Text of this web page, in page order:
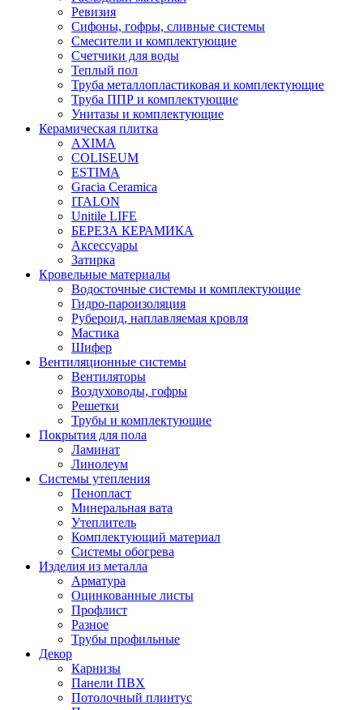
Ревизия
Сифоны, гофры, сливные системы
Смесители и комплектующие
Счетчики для воды
Теплый пол
Труба металлопластиковая и комплектующие
Труба ППР и комплектующие
Унитазы и комплектующие
Керамическая плитка
AXIMA
COLISEUM
ESTIMA
Gracia Ceramica
ITALON
Unitile LIFE
БЕРЕЗА КЕРАМИКА
Аксессуары
Затирка
Кровельные материалы
Водосточные системы и комплектующие
Гидро-пароизоляция
Рубероид, наплавляемая кровля
Мастика
Шифер
Вентиляционные системы
Вентиляторы
Воздуховоды, гофры
Решетки
Трубы и комплектующие
Покрытия для пола
Ламинат
Линолеум
Системы утепления
Пенопласт
Минеральная вата
Утеплитель
Комплектующий материал
Системы обогрева
Изделия из металла
Арматура
Оцинкованные листы
Профлист
Разное
Трубы профильные
Декор
Карнизы
Панели ПВХ
Потолочный плинтус